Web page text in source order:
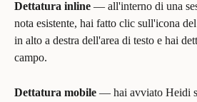
Dettatura inline — all'interno di una
nota esistente, hai fatto clic sull'icona
in alto a destra dell'area di testo e hai
campo.
Dettatura mobile — hai avviato Heidi